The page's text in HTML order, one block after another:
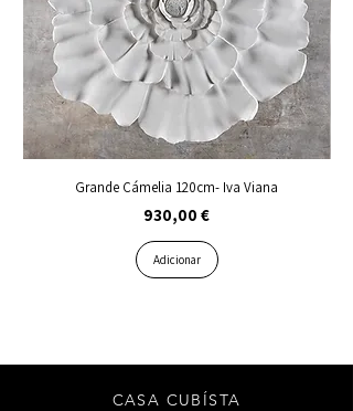
Grande Cámelia 120cm- Iva Viana
Preço
930,00 €
Adicionar
CASA CUBÍSTA